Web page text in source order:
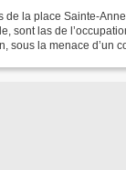
de la place Sainte-
sont las de
sous la menace d’un